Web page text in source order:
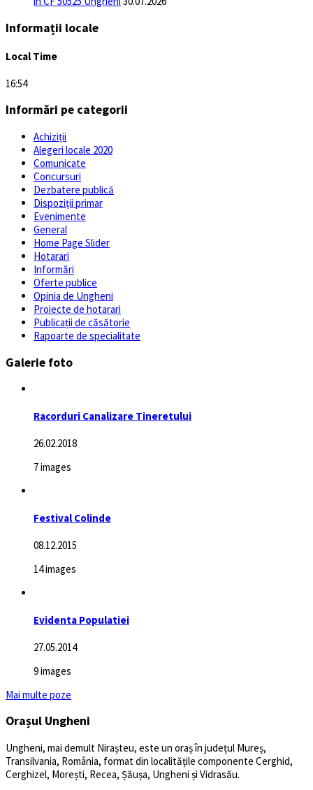
Informații locale
Local Time
16:54
Informări pe categorii
Achiziții
Alegeri locale 2020
Comunicate
Concursuri
Dezbatere publică
Dispoziții primar
Evenimente
General
Home Page Slider
Hotarari
Informări
Oferte publice
Opinia de Ungheni
Proiecte de hotarari
Publicații de căsătorie
Rapoarte de specialitate
Galerie foto
Racorduri Canalizare Tineretului
26.02.2018
7 images
Festival Colinde
08.12.2015
14 images
Evidenta Populatiei
27.05.2014
9 images
Mai multe poze
Orașul Ungheni
Ungheni, mai demult Nirașteu, este un oraș în județul Mureș,
Transilvania, România, format din localitățile componente Cerghid,
Cerghizel, Morești, Recea, Șăușa, Ungheni și Vidrasău.